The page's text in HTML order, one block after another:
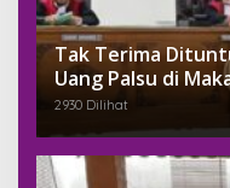
Tak Terima
Uang Palsu di
Jaksa Dengan
2930 Dilihat